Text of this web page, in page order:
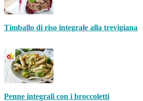
Timballo di riso integrale alla trevigiana
Penne integrali con i broccoletti